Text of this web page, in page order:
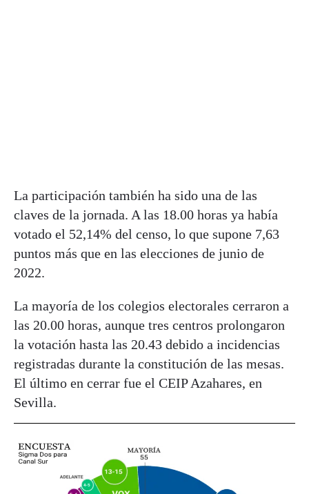
La participación también ha sido una de las
claves de la jornada. A las 18.00 horas ya había
votado el 52,14% del censo, lo que supone 7,63
puntos más que en las elecciones de junio de
2022.
La mayoría de los colegios electorales cerraron a
las 20.00 horas, aunque tres centros prolongaron
la votación hasta las 20.43 debido a incidencias
registradas durante la constitución de las mesas.
El último en cerrar fue el CEIP Azahares, en
Sevilla.